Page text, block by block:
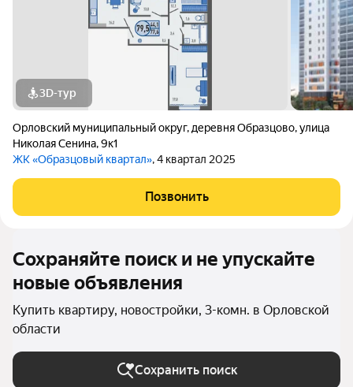
3D-тур
Орловский муниципальный округ, деревня Образцово,улица
Николая Сенина,9к1
ЖК «Образцовый квартал», 4 квартал 2025
Позвонить
Сохраняйте поиск и не упускайте
новые объявления
Купить квартиру, новостройки, 3-комн. в Орловской
области
Сохранить поиск